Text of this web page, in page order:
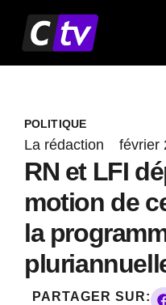
contenu
POLITIQUE
La rédaction février
RN et LFI
motion de
la
PARTAGER SUR: